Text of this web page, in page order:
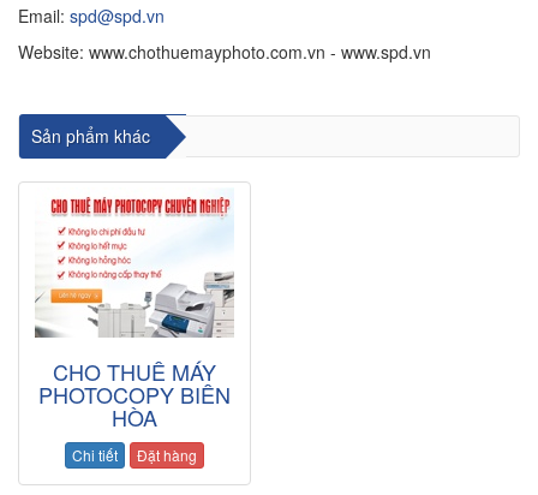
Email: spd@spd.vn
Website: www.chothuemayphoto.com.vn - www.spd.vn
Sản phẩm khác
CHO THUÊ MÁY
PHOTOCOPY BIÊN
HÒA
Chi tiết Đặt hàng